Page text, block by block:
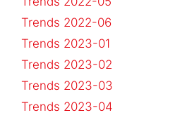
Trends 2022-06
Trends 2023-01
Trends 2023-02
Trends 2023-03
Trends 2023-04